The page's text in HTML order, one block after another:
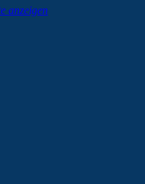
anzeigen